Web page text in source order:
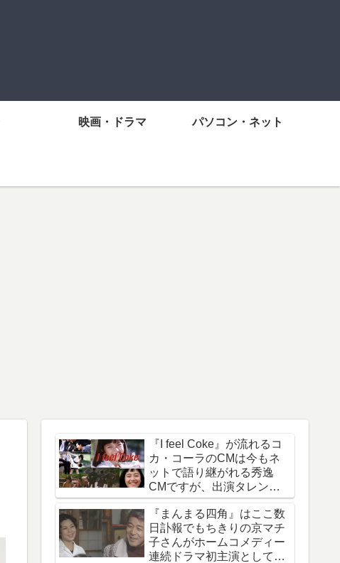
映画・ドラマ パソコン・ネット
『I feel Coke』が流れるコ
カ・コーラのCMは今もネ
ットで語り継がれる秀逸
CMですが、出演タレント
は今どうしているのでしょ
う『まんまる四角』はここ数
日訃報でもちきりの京マチ
子さんがホームコメディー
連続ドラマ初主演として話